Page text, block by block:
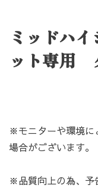
ミッドハ
ット専用
※モニターや環境に
場合がございます。
※品質向上の為、予